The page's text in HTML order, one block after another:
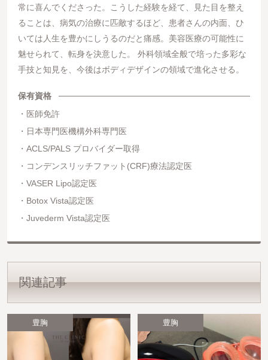
常に喜んでくださった。こうした経験を経て、見た目を整え
ることは、病気の治療に匹敵するほど、患者さんの内面、ひ
いては人生を豊かにしうるのだと痛感。美容医療の可能性に
魅せられて、転身を決意した。 外科領域全般で培った多彩な
手技と知見を、今後はボディデザインの領域で進化させる。
保有資格
医師免許
日本専門医機構外科専門医
ACLS/PALS プロバイダー取得
コンデンスリッチファット(CRF)療法認定医
VASER Lipo認定医
Botox Vista認定医
Juvederm Vista認定医
関連記事
豊胸 豊胸